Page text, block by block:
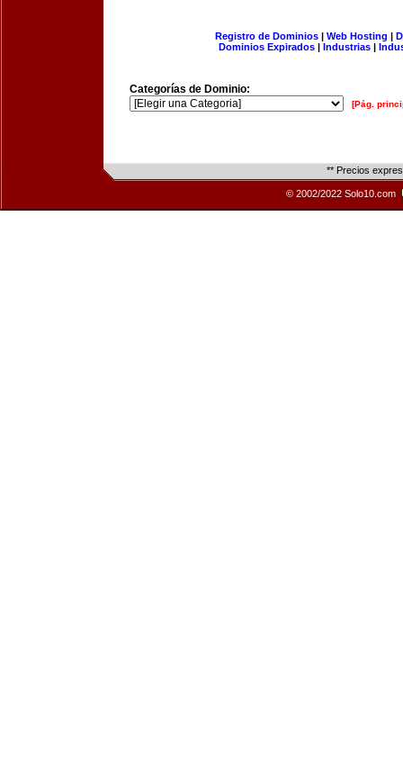
Registro de Dominios| Web Hosting |
Dominios Expirados | Industrias |
Categorías de Dominio:
[Pág.
** Precios
© 2002/2022 Solo10.com